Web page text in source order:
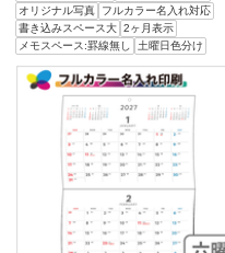
オリジナル写真
フルカラー名入れ対応
書き込みスペース大 2ヶ月表示
メモスペース:罫線無し
土曜日色分け